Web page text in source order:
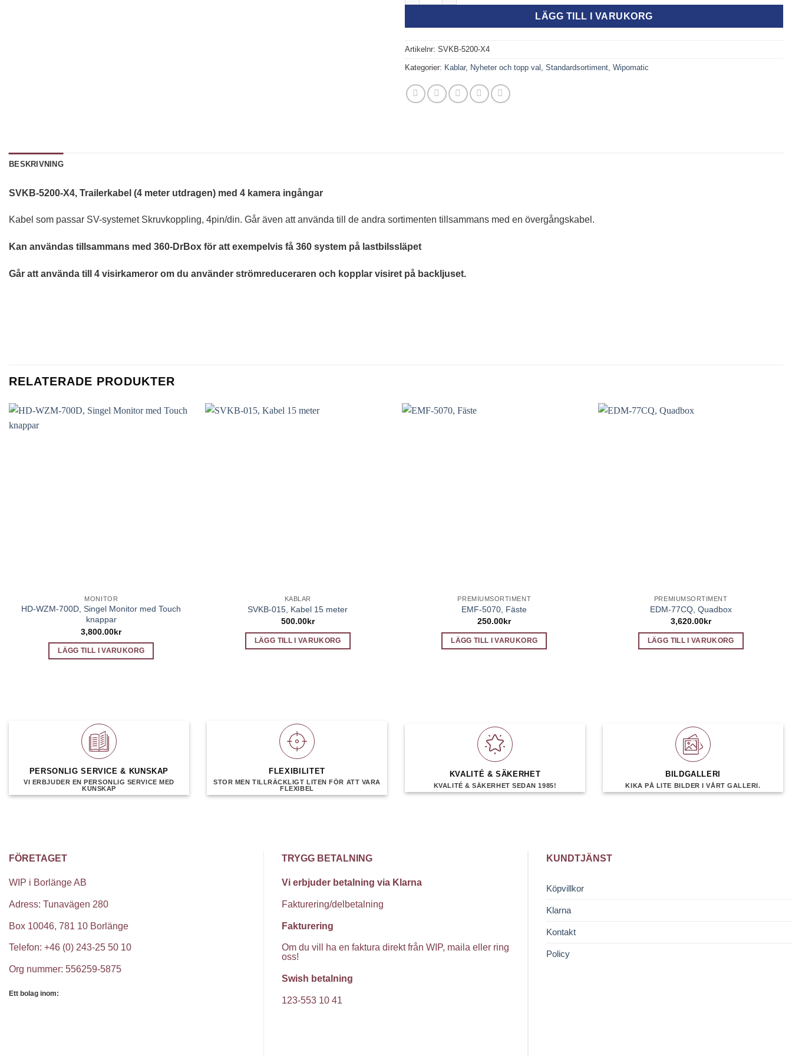
LÄGG TILL I VARUKORG
Artikelnr: SVKB-5200-X4
Kategorier: Kablar, Nyheter och topp val Standardsortiment Wipomatic
BESKRIVNING
SVKB-5200-X4, Trailerkabel (4 meter utdragen) med 4 kamera ingångar
Kabel som passar SV-systemet Skruvkoppling, 4pin/din. Går även att använda till de andra sortimenten tillsammans med en övergångskabel.
Kan användas tillsammans med 360-DrBox för att exempelvis få 360 system på lastbilssläpet
Går att använda till 4 visirkameror om du använder strömreduceraren och kopplar visiret på backljuset.
RELATERADE PRODUKTER
MONITOR
HD-WZM-700D, Singel Monitor med Touch
knappar
3,800.00kr
LÄGG TILL I VARUKORG
KABLAR
SVKB-015, Kabel 15 meter
500.00kr
LÄGG TILL I VARUKORG
PREMIUMSORTIMENT
EMF-5070, Fäste
250.00kr
LÄGG TILL I VARUKORG
PREMIUMSORTIMENT
EDM-77CQ, Quadbox
3,620.00kr
LÄGG TILL I VARUKORG
PERSONLIG SERVICE & KUNSKAP
VI ERBJUDER EN PERSONLIG SERVICE MED
KUNSKAP
FLEXIBILITET
STOR MEN TILLRÄCKLIGT LITEN FÖR ATT VARA
FLEXIBEL
KVALITÉ & SÄKERHET
KVALITÉ & SÄKERHET SEDAN 1985!
BILDGALLERI
KIKA PÅ LITE BILDER I VÅRT GALLERI.
FÖRETAGET
WIP i Borlänge AB
Adress: Tunavägen 280
Box 10046, 781 10 Borlänge
Telefon: +46 (0) 243-25 50 10
Org nummer: 556259-5875
Ett bolag inom:
TRYGG BETALNING
Vi erbjuder betalning via Klarna
Fakturering/delbetalning
Fakturering
Om du vill ha en faktura direkt från WIP, maila eller ring
oss!
Swish betalning
123-553 10 41
KUNDTJÄNST
Köpvillkor
Klarna
Kontakt
Policy